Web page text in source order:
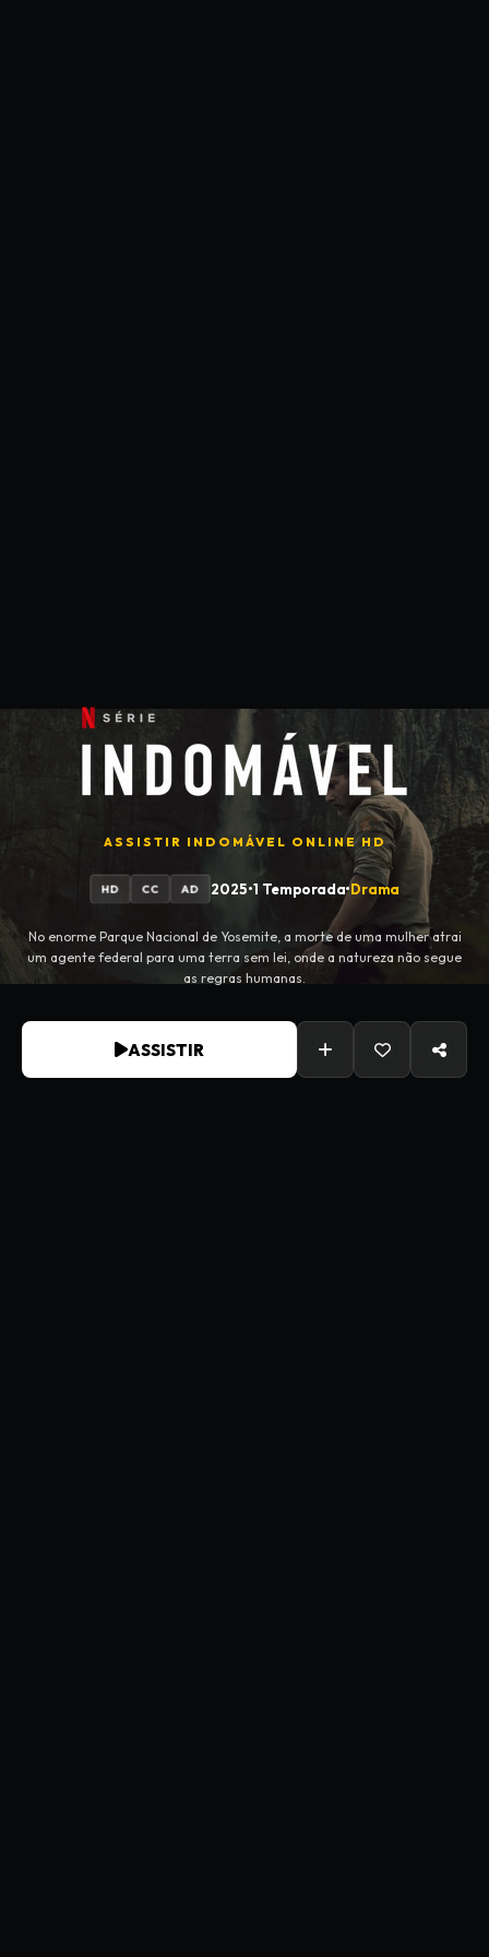
ASSISTIR INDOMÁVEL ONLINE HD
HD CC AD 2025•1 Temporada•Drama
No enorme Parque Nacional de Yosemite, a morte de uma mulher atrai
um agente federal para uma terra sem lei, onde a natureza não segue
as regras humanas.
ASSISTIR